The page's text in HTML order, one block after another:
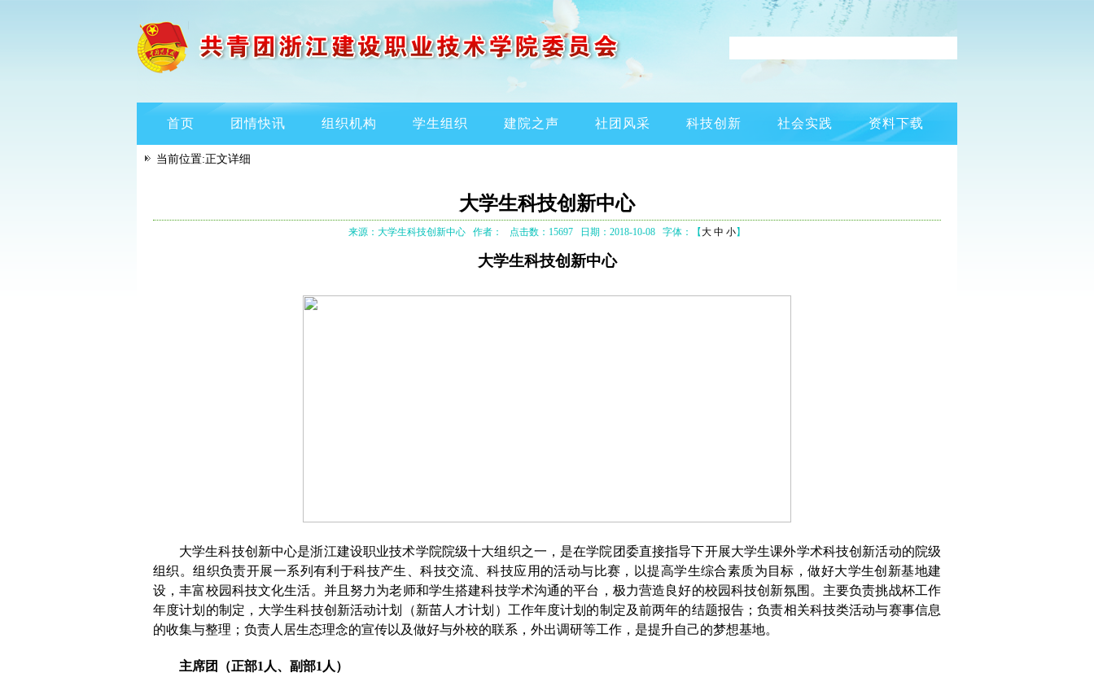
首页 团情快讯 组织机构 学生组织 建院之声 社团风采 科技创新 社会实践 资料下载
当前位置:正文详细
大学生科技创新中心
来源：大学生科技创新中心 作者： 点击数：15697 日期：2018-10-08 字体：【大 中 小】
大学生科技创新中心
大学生科技创新中心是浙江建设职业技术学院院级十大组织之一，是在学院团委直接指导下开展大学生课外学术科技创新活动的院级
组织。组织负责开展一系列有利于科技产生、科技交流、科技应用的活动与比赛，以提高学生综合素质为目标，做好大学生创新基地建
设，丰富校园科技文化生活。并且努力为老师和学生搭建科技学术沟通的平台，极力营造良好的校园科技创新氛围。主要负责挑战杯工作
年度计划的制定，大学生科技创新活动计划（新苗人才计划）工作年度计划的制定及前两年的结题报告；负责相关科技类活动与赛事信息
的收集与整理；负责人居生态理念的宣传以及做好与外校的联系，外出调研等工作，是提升自己的梦想基地。
主席团（正部1 人、副部1 人）